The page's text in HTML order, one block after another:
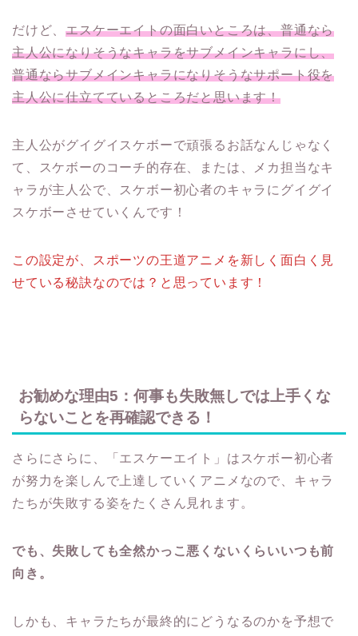
だけど、エスケーエイトの面白いところは、普通なら
主人公になりそうなキャラをサブメインキャラにし、
普通ならサブメインキャラになりそうなサポート役を
主人公に仕立てているところだと思います！
主人公がグイグイスケボーで頑張るお話なんじゃなく
て、スケボーのコーチ的存在、または、メカ担当なキ
ャラが主人公で、スケボー初心者のキャラにグイグイ
スケボーさせていくんです！
この設定が、スポーツの王道アニメを新しく面白く見
せている秘訣なのでは？と思っています！
お勧めな理由5：何事も失敗無しでは上手くな
らないことを再確認できる！
さらにさらに、「エスケーエイト」はスケボー初心者
が努力を楽しんで上達していくアニメなので、キャラ
たちが失敗する姿をたくさん見れます。
でも、失敗しても全然かっこ悪くないくらいいつも前
向き。
しかも、キャラたちが最終的にどうなるのかを予想で